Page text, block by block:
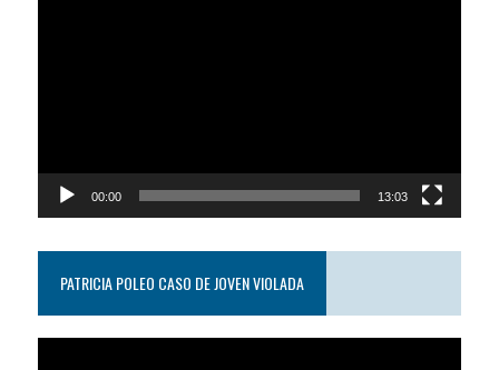
00:00 13:03
PATRICIA POLEO CASO DE JOVEN VIOLADA